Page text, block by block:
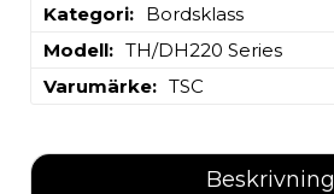
Kategori
Bordsklass
Modell
TH/DH220 Series
Varumärke
TSC
Beskrivning